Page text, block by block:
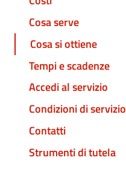
Cosa serve
Cosa si ottiene
Tempi e scadenze
Accedi al servizio
Condizioni di servizio
Contatti
Strumenti di tutela